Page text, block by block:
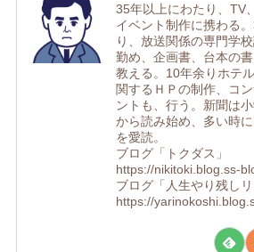
35年以上にわたり、TV
イベント制作に携わる
り、放送関係の専門学
勤め、企画書、台本の
教える。10年余りホテ
関するＨＰの制作、コ
ントも、行う。新聞は
から読み始め、多い時
を愛読。
ブログ「トクダス」
https://nikitoki.blog.ss-
ブログ「人生やり残しリ
https://